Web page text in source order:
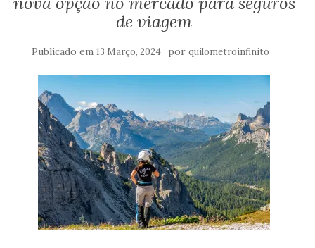
de viagem
Publicado em 13 Março, 2024 por quilometroinfinito